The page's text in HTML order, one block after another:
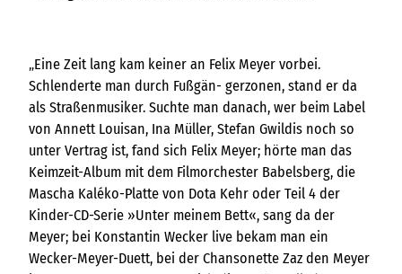
„Eine Zeit lang kam keiner an Felix Meyer vorbei.
Schlenderte man durch Fußgän- gerzonen, stand er da
als Straßenmusiker. Suchte man danach, wer beim Label
von Annett Louisan, Ina Müller, Stefan Gwildis noch so
unter Vertrag ist, fand sich Felix Meyer; hörte man das
Keimzeit-Album mit dem Filmorchester Babelsberg, die
Mascha Kaléko-Platte von Dota Kehr oder Teil 4 der
Kinder-CD-Serie »Unter meinem Bett«, sang da der
Meyer; bei Konstantin Wecker live bekam man ein
Wecker-Meyer-Duett, bei der Chansonette Zaz den Meyer